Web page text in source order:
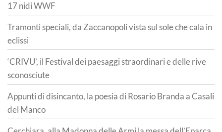
17 nidi WWF
Tramonti speciali, da Zaccanopoli vista sul sole che cala in
eclissi
‘CRIVU’, il Festival dei paesaggi straordinari e delle rive
sconosciute
Appunti di disincanto, la poesia di Rosario Branda a Casali
del Manco